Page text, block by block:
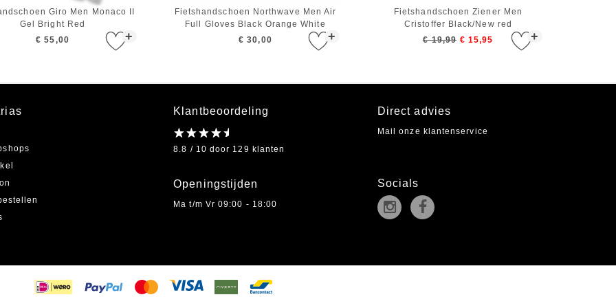
+
Giro Men Monaco II
Gel Bright Red
€ 55,00
+
Fietshandschoen Northwave Men Air
Full Gloves Black Orange White
€ 30,00
+
Fietshandschoen Ziener Men
Cristoffer Black/New red
€ 19,99 € 15,95
Klantbeoordeling
8.8 / 10 door 129 klanten
Openingstijden
Ma t/m Vr 09:00 - 18:00
Direct advies
Mail onze klantenservice
Socials